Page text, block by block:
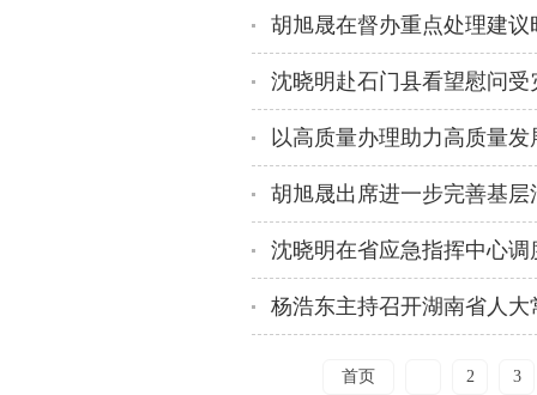
沈晓明赴石门县看望慰问
沈晓明在省应急指挥中心
杨浩东主持召开湖南省人大
首页 2 3